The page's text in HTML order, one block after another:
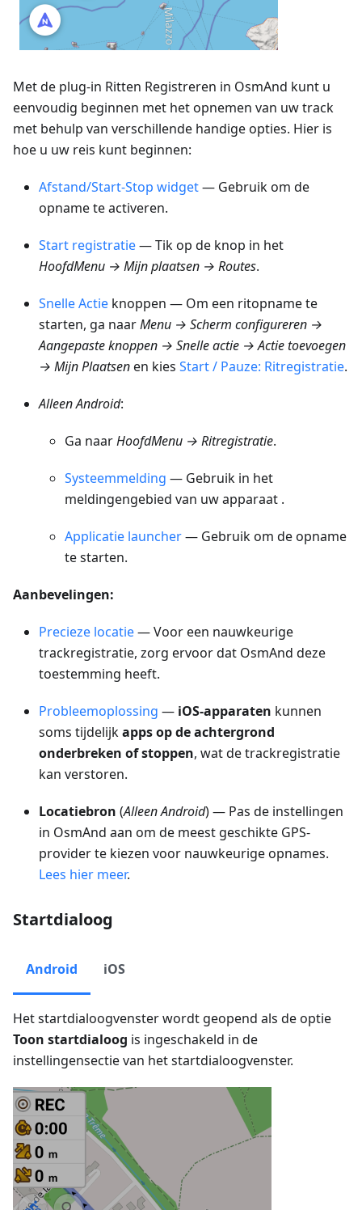
Met de plug-in Ritten Registreren in OsmAnd kunt u
eenvoudig beginnen met het opnemen van uw track
met behulp van verschillende handige opties. Hier is
hoe u uw reis kunt beginnen:
Afstand/Start-Stop widget— Gebruik om de
opname te activeren.
Start registratie— Tik op de knop in het
HoofdMenu → Mijn plaatsen → Routes.
Snelle Actie knoppen — Om een ritopname te
starten, ga naarMenu → Scherm configureren →
Aangepaste knoppen → Snelle actie → Actie toevoegen
→ Mijn Plaatsenen kies Start / Pauze: Ritregistratie.
Alleen Android:
Ga naarHoofdMenu → Ritregistratie.
Systeemmelding — Gebruik in het
meldingengebied van uw apparaat .
Applicatie launcher— Gebruik om de opname
te starten.
Aanbevelingen:
Precieze locatie— Voor een nauwkeurige
trackregistratie, zorg ervoor dat OsmAnd deze
toestemming heeft.
Probleemoplossing — iOS-apparaten kunnen
soms tijdelijkapps op de achtergrond
onderbreken of stoppen, wat de trackregistratie
kan verstoren.
Locatiebron (Alleen Android) — Pas de instellingen
in OsmAnd aan om de meest geschikte GPS-
provider te kiezen voor nauwkeurige opnames.
Lees hier meer.
Startdialoog
Android iOS
Het startdialoogvenster wordt geopend als de optie
Toon startdialoog is ingeschakeld in de
instellingensectie van het startdialoogvenster.